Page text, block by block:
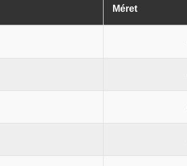
Méret